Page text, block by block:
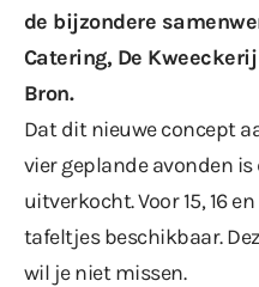
de bijzondere
Catering, De
Bron.
Dat dit nieuwe concept
vier geplande avonden
uitverkocht. Voor 15, 16
tafeltjes beschikbaar.
wil je niet missen.